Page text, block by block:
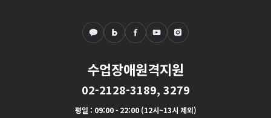
수업장애원격지원
02-2128-3189, 3279
평일 : 09:00 - 22:00 (12시~13시 제외)